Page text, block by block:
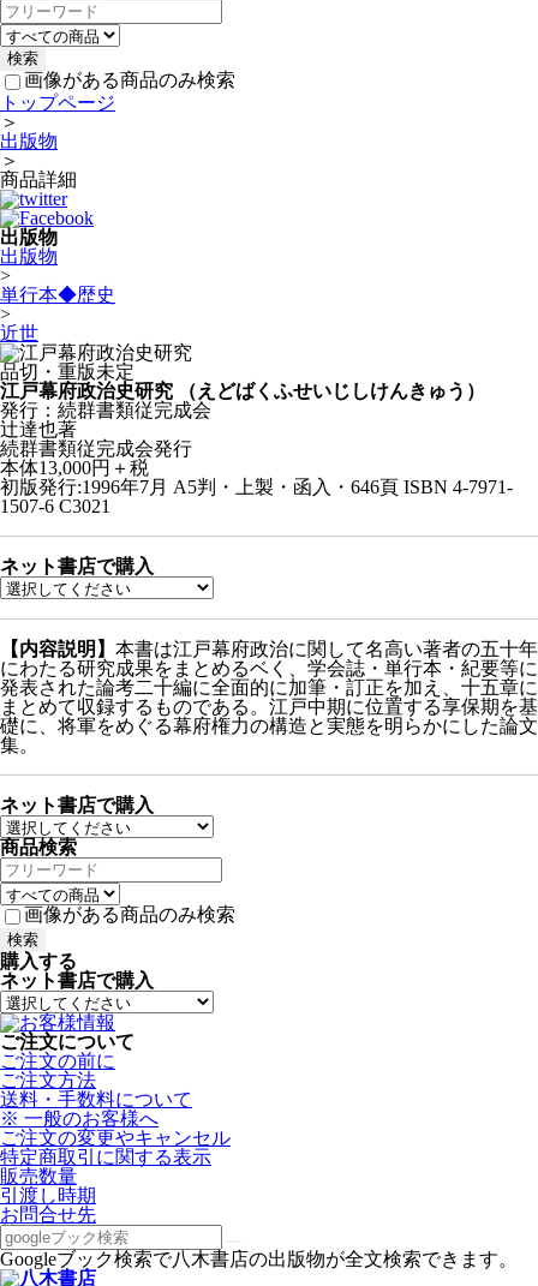
画像がある商品のみ検索
トップページ
＞
出版物
＞
商品詳細
出版物
出版物
>
単行本◆歴史
>
近世
品切・重版未定
江戸幕府政治史研究
（えどばくふせいじしけんきゅう）
発行：続群書類従完成会
辻達也著
続群書類従完成会発行
本体13,000円＋税
初版発行:1996年7月 A5判・上製・函入・646頁 ISBN 4-7971-
1507-6 C3021
ネット書店で購入
【内容説明】 本書は江戸幕府政治に関して名高い著者の五十年
にわたる研究成果をまとめるベく、学会誌・単行本・紀要等に
発表された論考二十編に全面的に加筆・訂正を加え、十五章に
まとめて収録するものである。江戸中期に位置する享保期を基
礎に、将軍をめぐる幕府権力の構造と実態を明らかにした論文
集。
ネット書店で購入
商品検索
画像がある商品のみ検索
購入する
ネット書店で購入
ご注文について
ご注文の前に
ご注文方法
送料・手数料について
※ 一般のお客様へ
ご注文の変更やキャンセル
特定商取引に関する表示
販売数量
引渡し時期
お問合せ先
Googleブック検索で八木書店の出版物が全文検索できます。